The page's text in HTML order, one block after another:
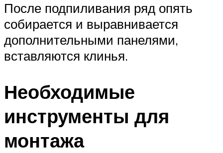
После подпиливания ряд опять
собирается и выравнивается
дополнительными панелями,
вставляются клинья.
Необходимые
инструменты для
монтажа